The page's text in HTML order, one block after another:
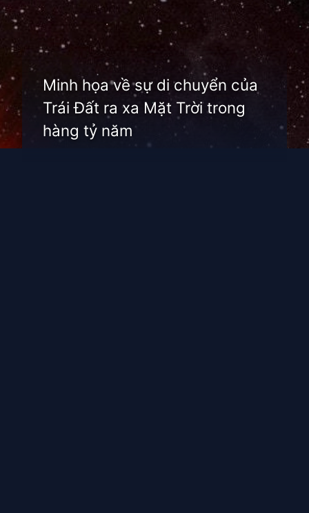
Đang mở
Minh họa về sự di chuyển của
Trái Đất ra xa Mặt Trời trong
hàng tỷ năm